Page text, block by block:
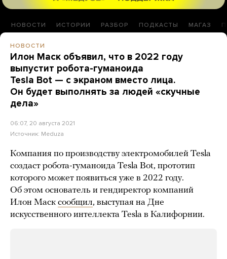
НОВОСТИ ИСТОРИИ РАЗБОР ПОДКАСТЫ МАГАЗ
НОВОСТИ
Илон Маск объявил, что в 2022 году
выпустит робота-гуманоида
Tesla Bot — с экраном вместо лица.
Он будет выполнять за людей «скучные
дела»
06:07, 20 августа 2021
Источник: Meduza
Компания по производству электромобилей Tesla
создаст робота-гуманоида Tesla Bot, прототип
которого может появиться уже в 2022 году.
Об этом основатель и гендиректор компаний
Илон Маск сообщил, выступая на Дне
искусственного интеллекта Tesla в Калифорнии.